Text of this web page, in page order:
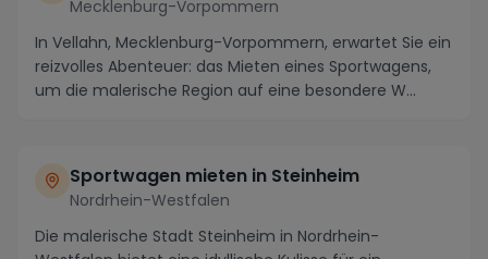
Mecklenburg-Vorpommern
In Vellahn, Mecklenburg-Vorpommern, erwartet Sie ein
reizvolles Abenteuer: das Mieten eines Sportwagens,
um die malerische Region auf eine besondere W...
Sportwagen mieten in Steinheim
Nordrhein-Westfalen
Die malerische Stadt Steinheim in Nordrhein-